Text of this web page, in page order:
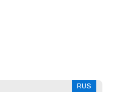
RUS